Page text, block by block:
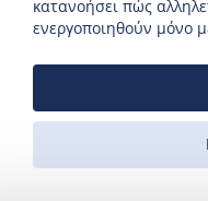
ΔΕΙΤΕ ΑΝ
Στο
συγκεκριμένο
ΑΛΗΘΙΝΟΙ
κατανοήσει πώς
ενεργοποιηθούν μόνο